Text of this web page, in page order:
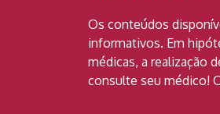
Os conteúdos
informativos. Em
médicas, a realização
consulte seu médico!